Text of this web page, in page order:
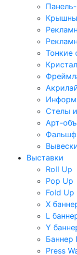
Тонкие
Стелы
Арт-
Выставки
Roll Up
Pop Up
Fold Up
Х
L
Y
Баннер
Press